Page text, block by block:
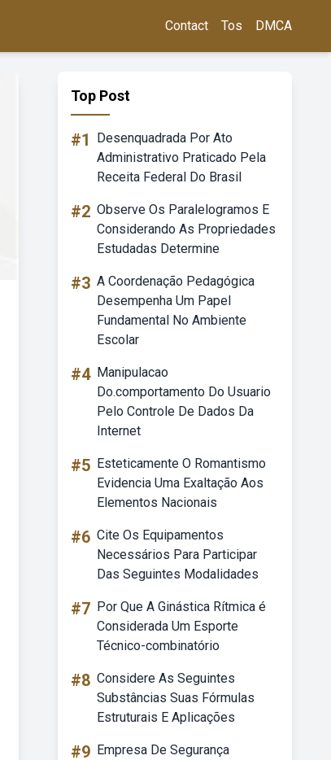
Contact Tos DMCA
Top Post
#1
Desenquadrada Por Ato
Administrativo Praticado Pela
Receita Federal Do Brasil
#2 Observe Os Paralelogramos E
Considerando As Propriedades
Estudadas Determine
#3 A Coordenação Pedagógica
Desempenha Um Papel
Fundamental No Ambiente
Escolar
#4 Manipulacao
Do.comportamento Do Usuario
Pelo Controle De Dados Da
Internet
#5 Esteticamente O Romantismo
Evidencia Uma Exaltação Aos
Elementos Nacionais
#6 Cite Os Equipamentos
Necessários Para Participar
Das Seguintes Modalidades
#7 Por Que A Ginástica Rítmica é
Considerada Um Esporte
Técnico-combinatório
#8 Considere As Seguintes
Substâncias Suas Fórmulas
Estruturais E Aplicações
#9 Empresa De Segurança